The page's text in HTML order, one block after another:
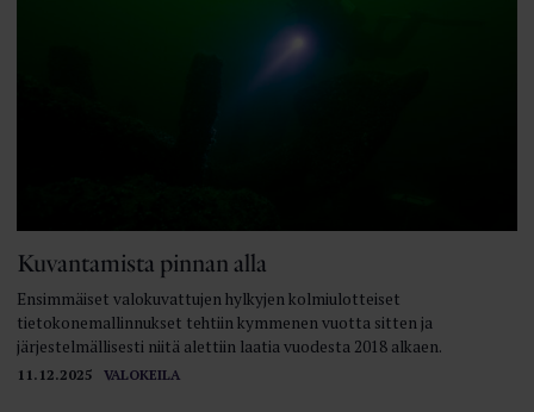
11.12.2025 VALOKEILA
Kuvantamista pinnan alla
Ensimmäiset valokuvattujen hylkyjen kolmiulotteiset
tietokonemallinnukset tehtiin kymmenen vuotta sitten ja
järjestelmällisesti niitä alettiin laatia vuodesta 2018 alkaen.